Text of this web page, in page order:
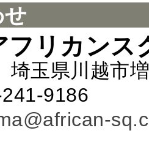
フリカンス
玉県川越市
241-